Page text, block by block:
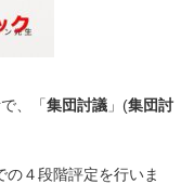
、「 集団討議 」(集団討
４段階評定を行いま